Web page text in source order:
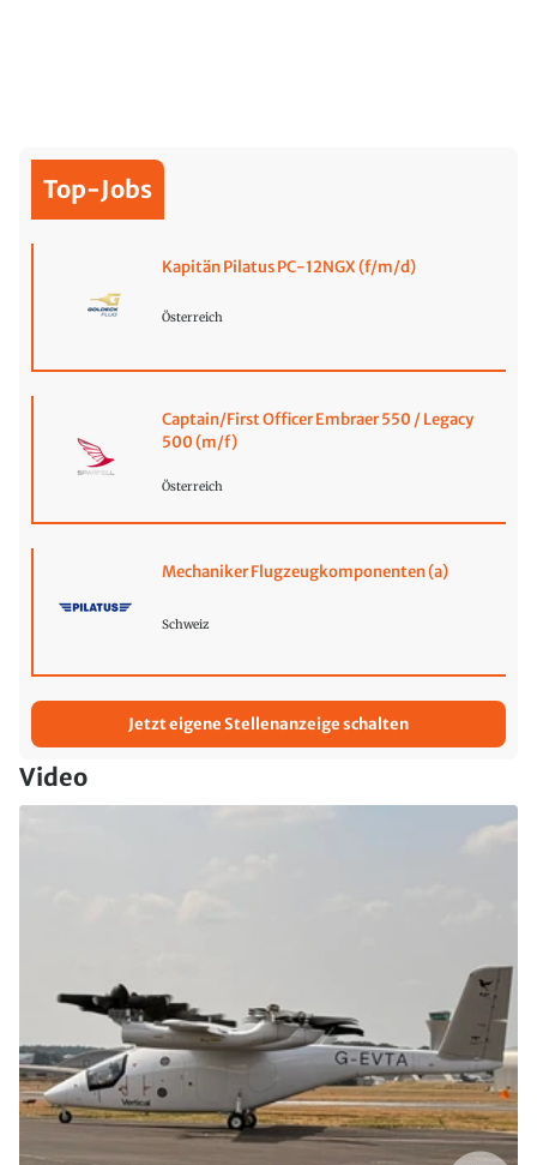
Top-Jobs
Kapitän Pilatus PC-12NGX (f/m/d)
Österreich
Captain/First Officer Embraer 550 / Legacy
500 (m/f)
Österreich
Mechaniker Flugzeugkomponenten (a)
Schweiz
Jetzt eigene Stellenanzeige schalten
Video